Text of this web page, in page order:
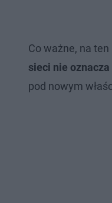
Co ważne, na
sieci nie
pod nowym